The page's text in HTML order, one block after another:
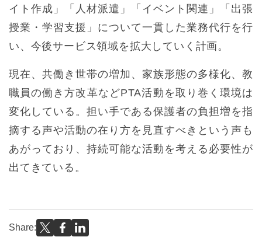
イト作成」「人材派遣」「イベント関連」「出張
授業・学習支援」について一貫した業務代行を行
い、今後サービス領域を拡大していく計画。
現在、共働き世帯の増加、家族形態の多様化、教
職員の働き方改革などPTA活動を取り巻く環境は
変化している。担い手である保護者の負担増を指
摘する声や活動の在り方を見直すべきという声も
あがっており、持続可能な活動を考える必要性が
出てきている。
Share: